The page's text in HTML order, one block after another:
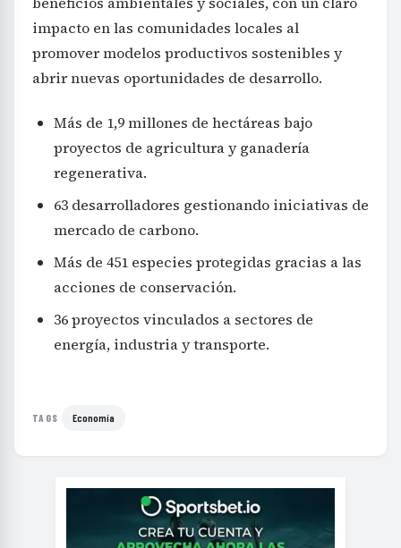
impacto en las comunidades locales al
promover modelos productivos sostenibles y
abrir nuevas oportunidades de desarrollo.
Más de 1,9 millones de hectáreas bajo
proyectos de agricultura y ganadería
regenerativa.
63 desarrolladores gestionando iniciativas de
mercado de carbono.
Más de 451 especies protegidas gracias a las
acciones de conservación.
36 proyectos vinculados a sectores de
energía, industria y transporte.
TAGS Economía